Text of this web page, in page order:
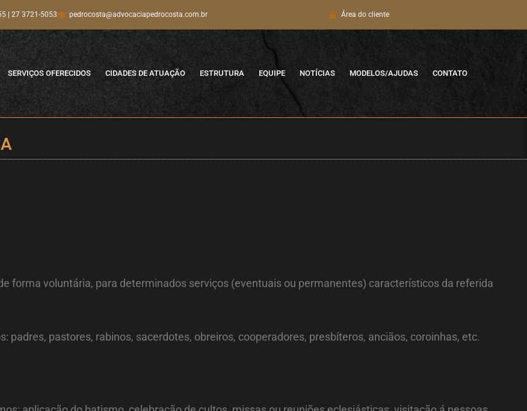
| 27 3721-5053 pedrocosta@advocaciapedrocosta.com.br Área do cliente
SERVIÇOS OFERECIDOS CIDADES DE ATUAÇÃO ESTRUTURA EQUIPE NOTÍCIAS MODELOS/AJUDAS CONTATO
forma voluntária, para determinados serviços (eventuais ou permanentes) característicos da referida
padres, pastores, rabinos, sacerdotes, obreiros, cooperadores, presbíteros, anciãos, coroinhas, etc.